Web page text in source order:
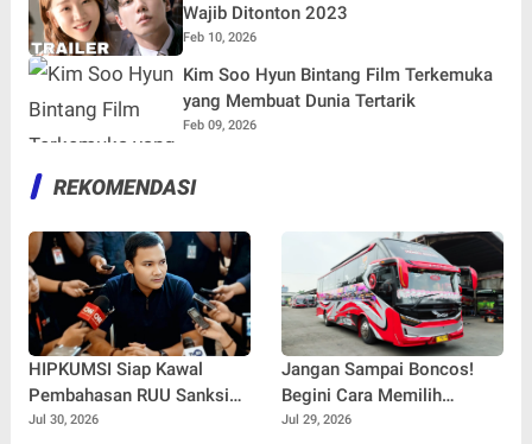
Wajib Ditonton 2023
Feb 10, 2026
Kim Soo Hyun Bintang Film Terkemuka
yang Membuat Dunia Tertarik
Feb 09, 2026
REKOMENDASI
HIPKUMSI Siap Kawal
Pembahasan RUU Sanksi
Pidana Penyimpangan
Jul 30, 2026
Jangan Sampai Boncos!
Begini Cara Memilih
Kendaraan untuk Liburan
Jul 29, 2026